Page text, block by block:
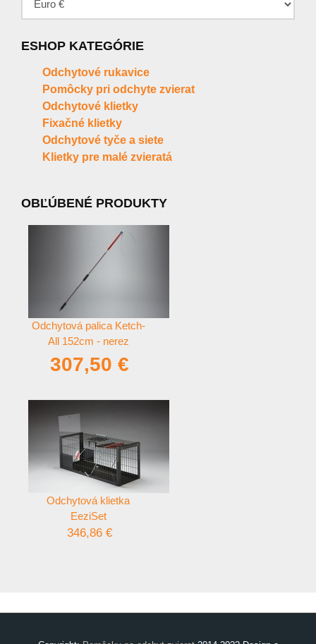
ESHOP KATEGÓRIE
Odchytové rukavice
Pomôcky pri odchyte zvierat
Odchytové klietky
Fixačné klietky
Odchytové tyče a siete
Klietky pre malé zvieratá
OBĽÚBENÉ PRODUKTY
Odchytová palica Ketch-
All 152cm - nerez
307,50 €
Odchytová klietka
EeziSet
346,86 €